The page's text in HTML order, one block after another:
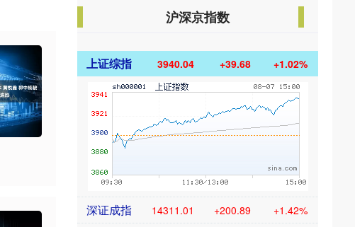
沪深京指数
上证综指 3940.04 +39.68 +1.02%
深证成指 14311.01 +200.89 +1.42%